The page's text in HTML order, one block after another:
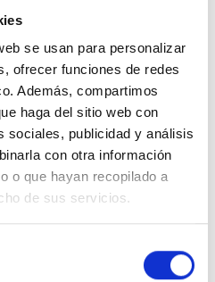
se usan para personalizar
ofrecer funciones de redes
Además, compartimos
haga del sitio web con
sociales, publicidad y análisis
con otra información
o que hayan recopilado a
de sus servicios.
las Nuevas
no conozco
para que me
hacer?
de Nuevas